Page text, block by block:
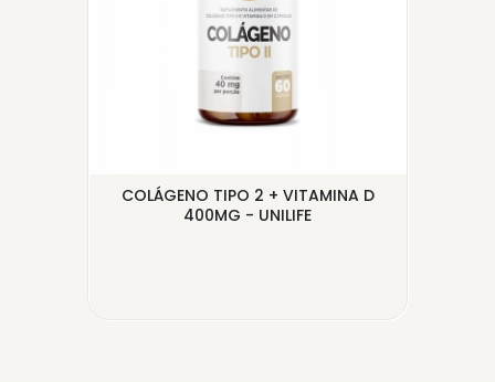
COLÁGENO TIPO 2 + VITAMINA D
400MG - UNILIFE